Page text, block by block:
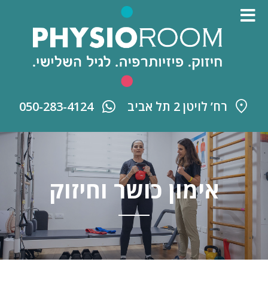
רח’ לויטן 2 תל אביב 050-283-4124
אימון כושר וחיזוק